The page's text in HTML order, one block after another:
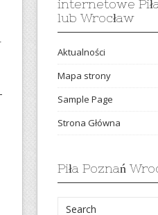
internetowe
lub Wrocław
Aktualności
Mapa strony
Sample Page
Strona Główna
Piła Poznań